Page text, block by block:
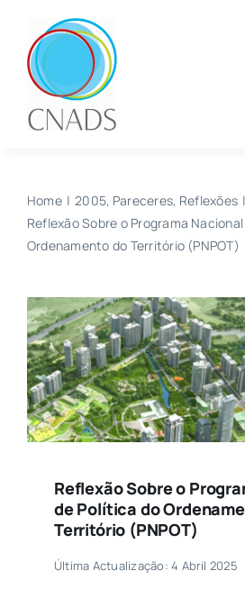
content
Home 2005 Pareceres Reflexões
Reflexão Sobre o Programa
Ordenamento do Território (PNPOT)
Reflexão Sobre o
de Política do
Território (PNPOT)
Última Actualização: 4 Abril 2025